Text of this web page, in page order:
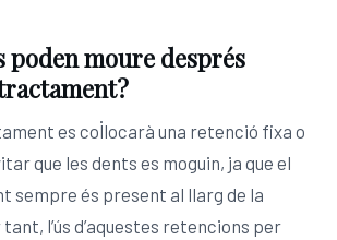
poden moure després
es col·locarà una retenció fixa o
que les dents es moguin, ja que el
sempre és present al llarg de la
l’ús d’aquestes retencions per